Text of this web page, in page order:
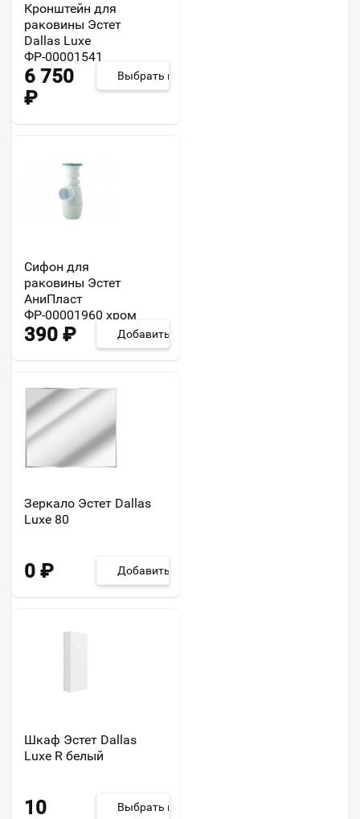
Кронштейн для
раковины Эстет
Dallas Luxe
ФР-00001541
6 750
₽
Выбрать из 5
Сифон для
раковины Эстет
АниПласт
ФР-00001960 хром
390 ₽ Добавить
Зеркало Эстет Dallas
Luxe 80
0 ₽ Добавить
Шкаф Эстет Dallas
Luxe R белый
10
Выбрать из 2